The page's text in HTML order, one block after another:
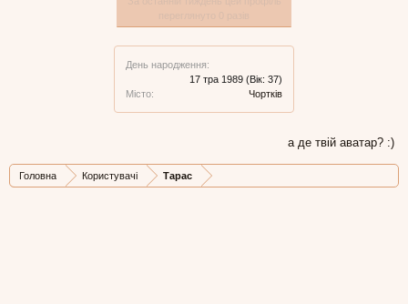
День народження:
17 тра 1989 (Вік: 37)
Місто:
Чортків
а де твій аватар? :)
Головна Користувачі Тарас